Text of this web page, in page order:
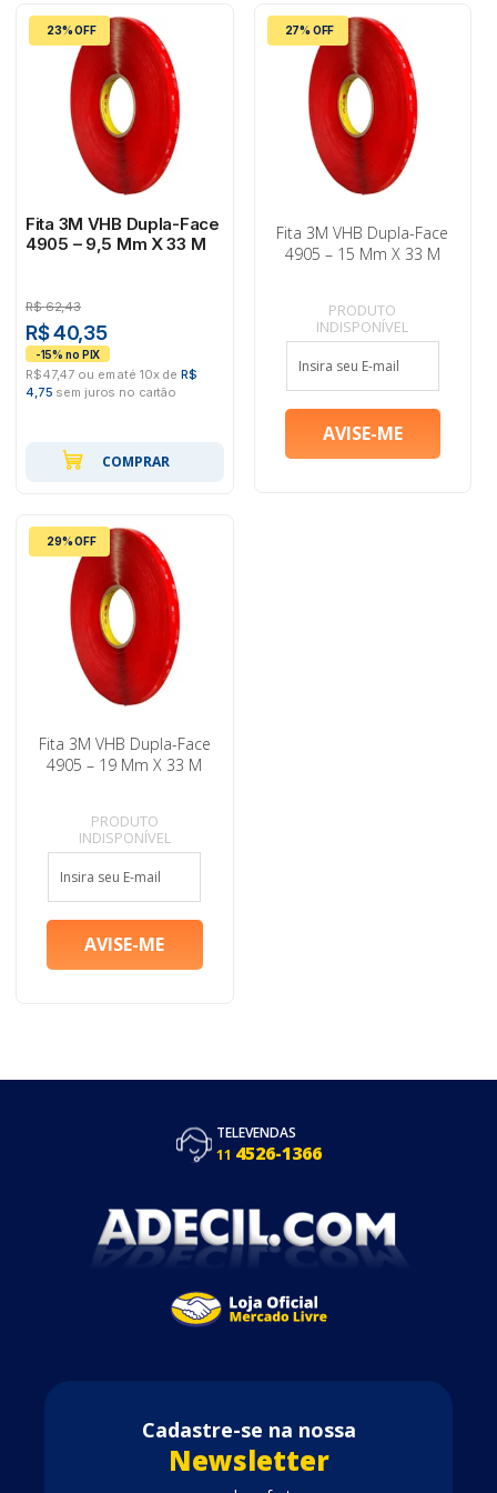
23% OFF
Fita 3M VHB Dupla-Face
4905 – 9,5 Mm X 33 M
R$ 62,43
R$ 40,35
R$47,47 ou em até 10x de R$
4,75 sem juros no cartão
COMPRAR
27% OFF
Fita 3M VHB Dupla-Face
4905 – 15 Mm X 33 M
PRODUTO
INDISPONÍVEL
29% OFF
Fita 3M VHB Dupla-Face
4905 – 19 Mm X 33 M
PRODUTO
INDISPONÍVEL
TELEVENDAS
11 4526-1366
Cadastre-se na nossa
Newsletter